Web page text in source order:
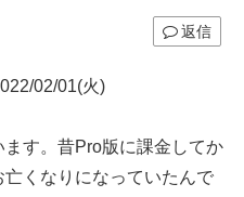
返信
02/01(火)
す。昔Pro版に課金してか
くなりになっていたんで